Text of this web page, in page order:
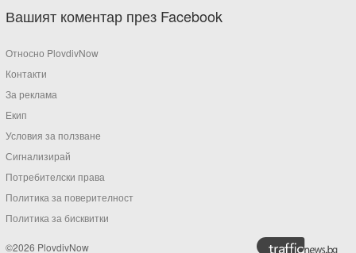
Вашият коментар през Facebook
Относно PlovdivNow
Контакти
За реклама
Екип
Условия за ползване
Сигнализирай
Потребителски права
Политика за поверителност
Политика за бисквитки
©2026 PlovdivNow